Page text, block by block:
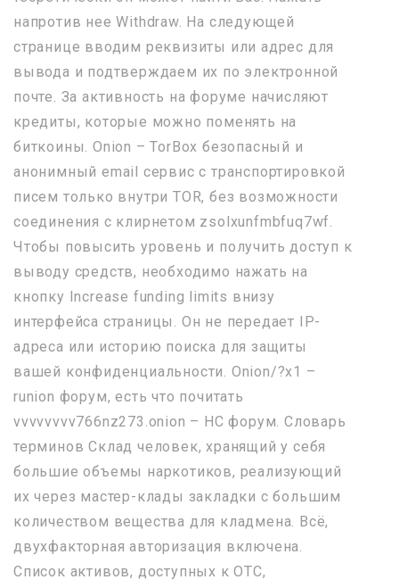
напротив нее Withdraw. На следующей
странице вводим реквизиты или адрес для
вывода и подтверждаем их по электронной
почте. За активность на форуме начисляют
кредиты, которые можно поменять на
биткоины. Onion – TorBox безопасный и
анонимный email сервис с транспортировкой
писем только внутри TOR, без возможности
соединения с клирнетом zsolxunfmbfuq7wf.
Чтобы повысить уровень и получить доступ к
выводу средств, необходимо нажать на
кнопку Increase funding limits внизу
интерфейса страницы. Он не передает IP-
адреса или историю поиска для защиты
вашей конфиденциальности. Onion/?x1 –
runion форум, есть что почитать
vvvvvvvv766nz273.onion – НС форум. Словарь
терминов Склад человек, хранящий у себя
большие объемы наркотиков, реализующий
их через мастер-клады закладки с большим
количеством вещества для кладмена. Всё,
двухфакторная авторизация включена.
Список активов, доступных к OTC,